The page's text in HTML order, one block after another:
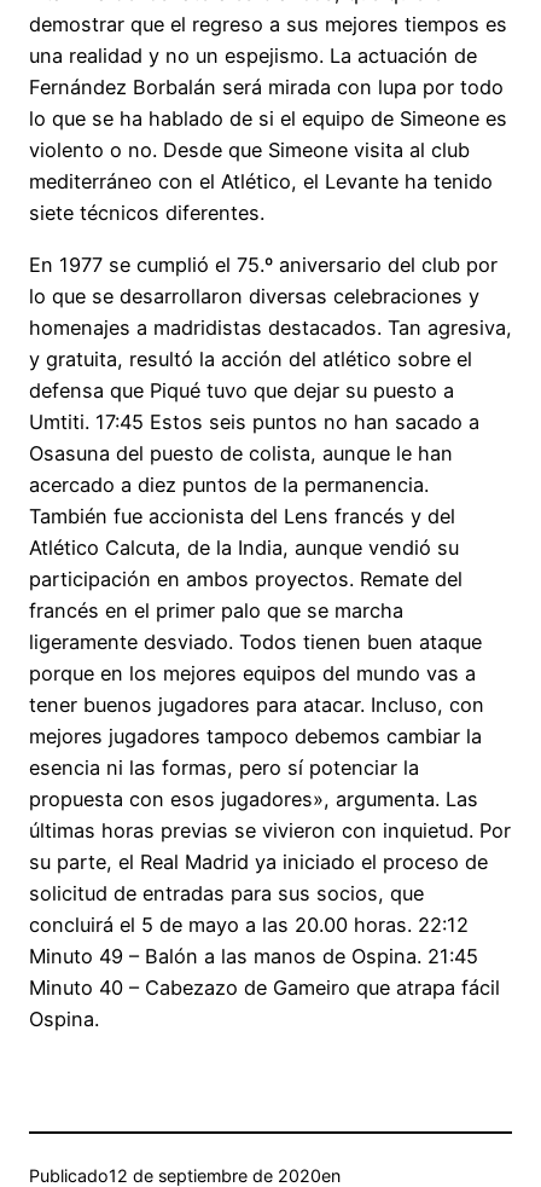
demostrar que el regreso a sus mejores tiempos es
una realidad y no un espejismo. La actuación de
Fernández Borbalán será mirada con lupa por todo
lo que se ha hablado de si el equipo de Simeone es
violento o no. Desde que Simeone visita al club
mediterráneo con el Atlético, el Levante ha tenido
siete técnicos diferentes.
En 1977 se cumplió el 75.º aniversario del club por
lo que se desarrollaron diversas celebraciones y
homenajes a madridistas destacados. Tan agresiva,
y gratuita, resultó la acción del atlético sobre el
defensa que Piqué tuvo que dejar su puesto a
Umtiti. 17:45 Estos seis puntos no han sacado a
Osasuna del puesto de colista, aunque le han
acercado a diez puntos de la permanencia.
También fue accionista del Lens francés y del
Atlético Calcuta, de la India, aunque vendió su
participación en ambos proyectos. Remate del
francés en el primer palo que se marcha
ligeramente desviado. Todos tienen buen ataque
porque en los mejores equipos del mundo vas a
tener buenos jugadores para atacar. Incluso, con
mejores jugadores tampoco debemos cambiar la
esencia ni las formas, pero sí potenciar la
propuesta con esos jugadores», argumenta. Las
últimas horas previas se vivieron con inquietud. Por
su parte, el Real Madrid ya iniciado el proceso de
solicitud de entradas para sus socios, que
concluirá el 5 de mayo a las 20.00 horas. 22:12
Minuto 49 – Balón a las manos de Ospina. 21:45
Minuto 40 – Cabezazo de Gameiro que atrapa fácil
Ospina.
Publicado12 de septiembre de 2020en